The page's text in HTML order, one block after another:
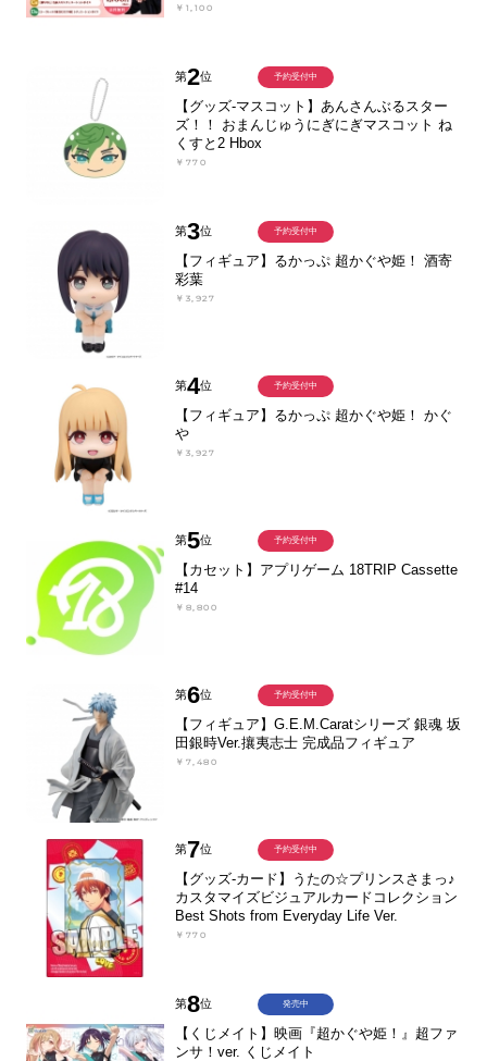
￥1,100
第2位
【グッズ-マスコット】あんさんぶるスター
ズ！！ おまんじゅうにぎにぎマスコット ね
くすと2 Hbox
￥770
予約受付中
第3位
【フィギュア】るかっぷ 超かぐや姫！ 酒寄
彩葉
￥3,927
予約受付中
第4位
【フィギュア】るかっぷ 超かぐや姫！ かぐ
や
￥3,927
予約受付中
第5位
【カセット】アプリゲーム 18TRIP Cassette
#14
￥8,800
予約受付中
第6位
【フィギュア】G.E.M.Caratシリーズ 銀魂 坂
田銀時Ver.攘夷志士 完成品フィギュア
￥7,480
予約受付中
第7位
【グッズ-カード】うたの☆プリンスさまっ♪
カスタマイズビジュアルカードコレクション
Best Shots from Everyday Life Ver.
￥770
予約受付中
第8位
【くじメイト】映画『超かぐや姫！』超ファ
ンサ！ver. くじメイト
発売中